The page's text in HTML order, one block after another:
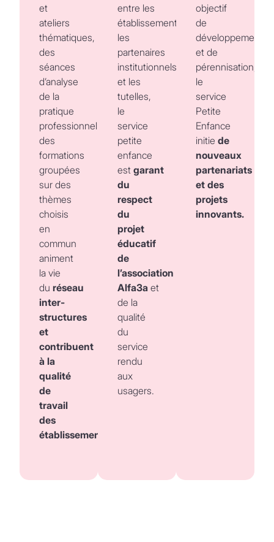
et
ateliers
thématiques,
des
séances
d’analyse
de la
pratique
professionnelle,
des
formations
groupées
sur des
thèmes
choisis
en
commun
animent
la vie
du réseau
inter-
structures
et
contribuent
à la
qualité
de
travail
des
établissements.
entre les
établissements,
les
partenaires
institutionnels
et les
tutelles,
le
service
petite
enfance
est garant
du
respect
du
projet
éducatif
de
l’association
Alfa3a et
de la
qualité
du
service
rendu
aux
usagers.
objectif
de
développement
et de
pérennisation,
le
service
Petite
Enfance
initie de
nouveaux
partenariats
et des
projets
innovants.